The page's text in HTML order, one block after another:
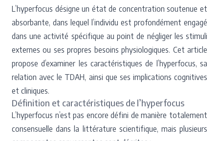
L’hyperfocus désigne un état de concentration soutenue et
absorbante, dans lequel l’individu est profondément engagé
dans une activité spécifique au point de négliger les stimuli
externes ou ses propres besoins physiologiques. Cet article
propose d’examiner les caractéristiques de l’hyperfocus, sa
relation avec le TDAH, ainsi que ses implications cognitives
et cliniques.
Définition et caractéristiques de l’hyperfocus
L’hyperfocus n’est pas encore défini de manière totalement
consensuelle dans la littérature scientifique, mais plusieurs